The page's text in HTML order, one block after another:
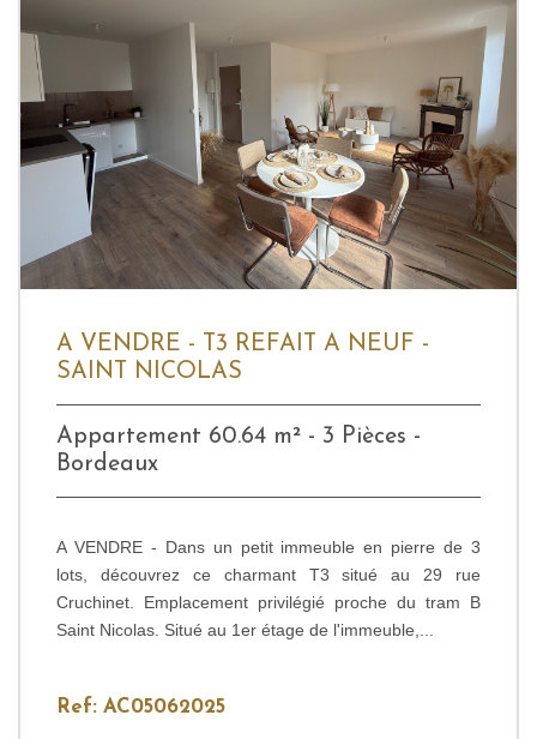
A VENDRE - T3 REFAIT A NEUF -
SAINT NICOLAS
Appartement 60.64 m² - 3 Pièces -
Bordeaux
A VENDRE - Dans un petit immeuble en pierre de 3
lots, découvrez ce charmant T3 situé au 29 rue
Cruchinet. Emplacement privilégié proche du tram B
Saint Nicolas. Situé au 1er étage de l'immeuble,...
Ref: AC05062025